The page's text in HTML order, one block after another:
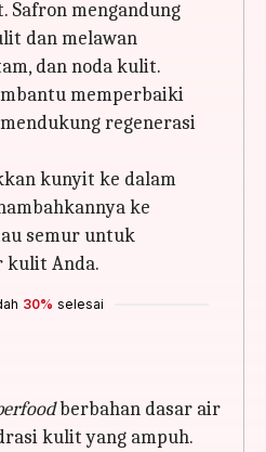
Safron mengandung
dan melawan
dan noda kulit.
memperbaiki
regenerasi
kunyit ke dalam
ke
semur untuk
Anda.
30% selesai
berbahan dasar air
kulit yang ampuh.